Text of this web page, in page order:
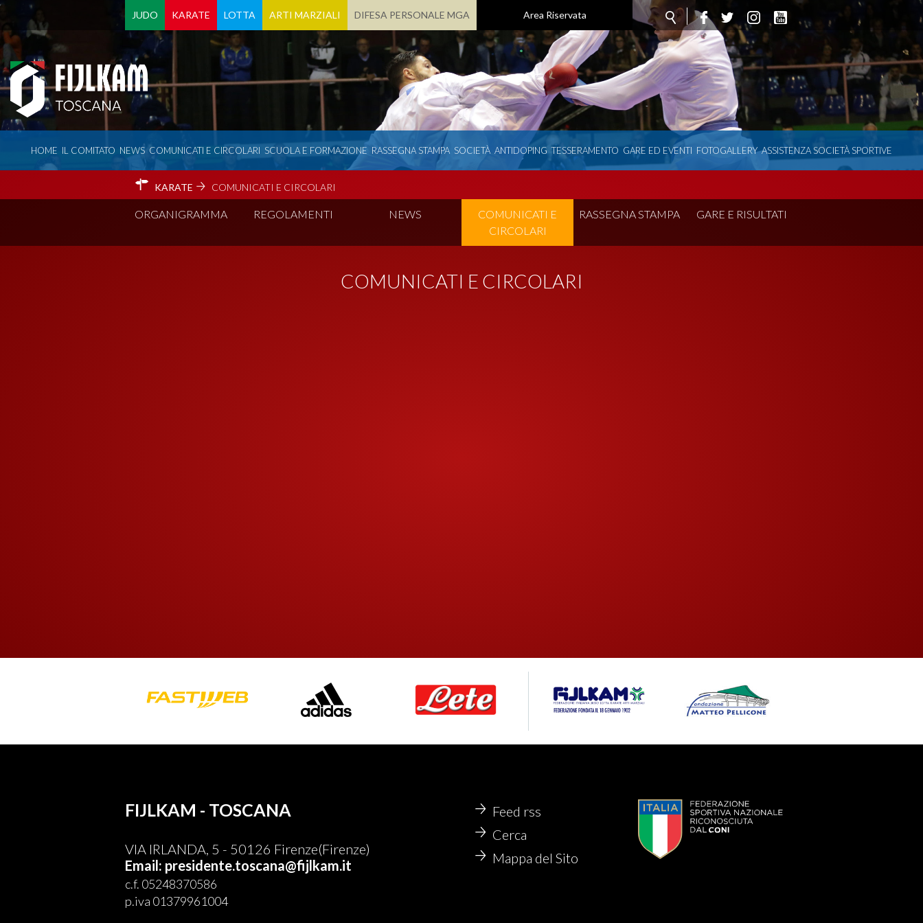
JUDO KARATE LOTTA ARTI MARZIALI DIFESA PERSONALE MGA Area Riservata
HOME IL COMITATO NEWS COMUNICATI E CIRCOLARI SCUOLA E FORMAZIONE RASSEGNA STAMPA SOCIETÀ ANTIDOPING TESSERAMENTO GARE ED EVENTI FOTOGALLERY ASSISTENZA SOCIETÀ SPORTIVE
KARATE COMUNICATI E CIRCOLARI
ORGANIGRAMMA REGOLAMENTI NEWS
COMUNICATI E
CIRCOLARI
RASSEGNA STAMPA GARE E RISULTATI
COMUNICATI E CIRCOLARI
FIJLKAM - TOSCANA
VIA IRLANDA, 5 - 50126 Firenze(Firenze)
Email: presidente.toscana@fijlkam.it
c.f. 05248370586
p.iva 01379961004
Feed rss
Cerca
Mappa del Sito